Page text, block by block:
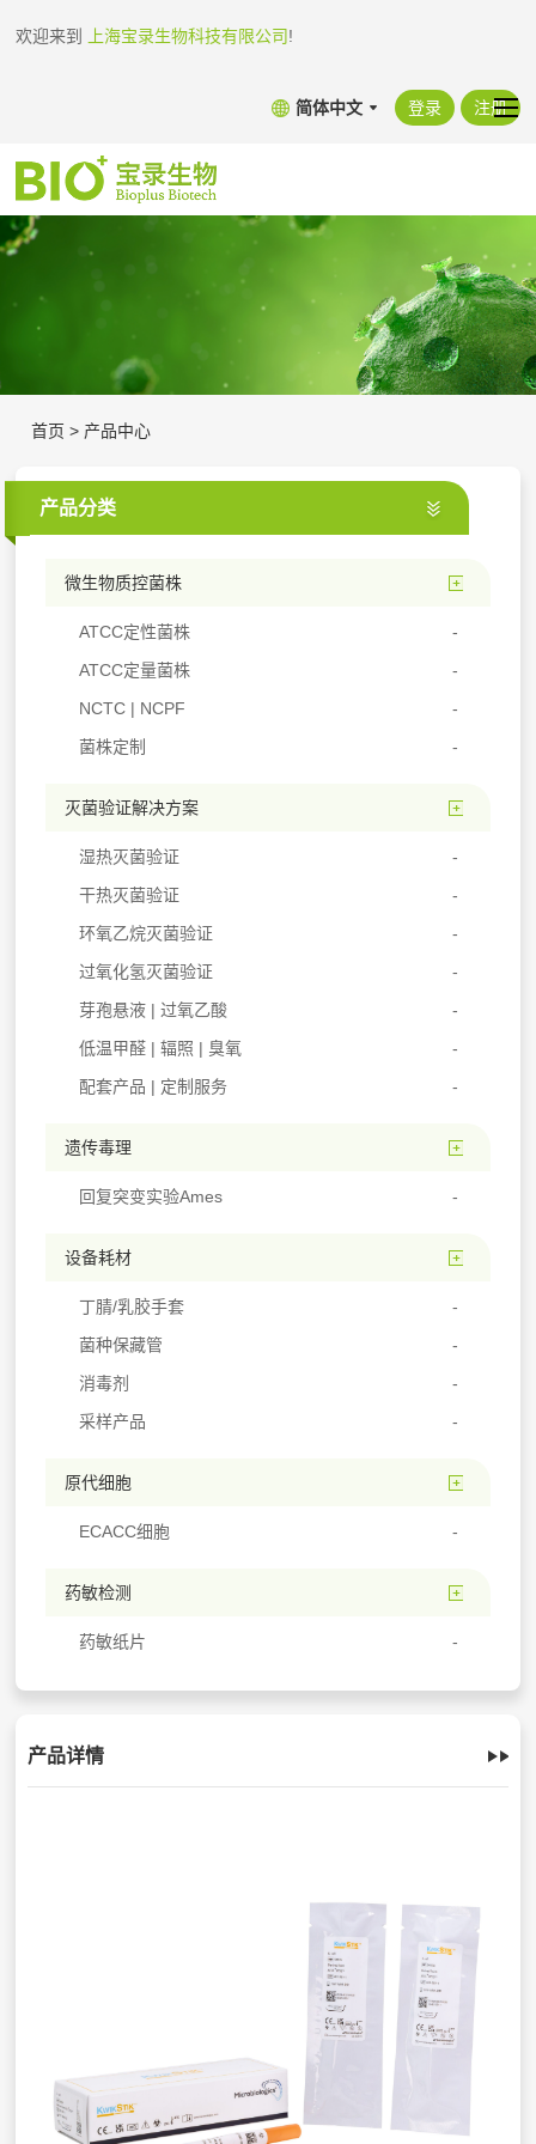
欢迎来到 上海宝录生物科技有限公司!
简体中文 登录 注册
首页 > 产品中心
产品分类
微生物质控菌株
ATCC定性菌株
ATCC定量菌株
NCTC | NCPF
菌株定制
灭菌验证解决方案
湿热灭菌验证
干热灭菌验证
环氧乙烷灭菌验证
过氧化氢灭菌验证
芽孢悬液 | 过氧乙酸
低温甲醛 | 辐照 | 臭氧
配套产品 | 定制服务
遗传毒理
回复突变实验Ames
设备耗材
丁腈/乳胶手套
菌种保藏管
消毒剂
采样产品
原代细胞
ECACC细胞
药敏检测
药敏纸片
产品详情